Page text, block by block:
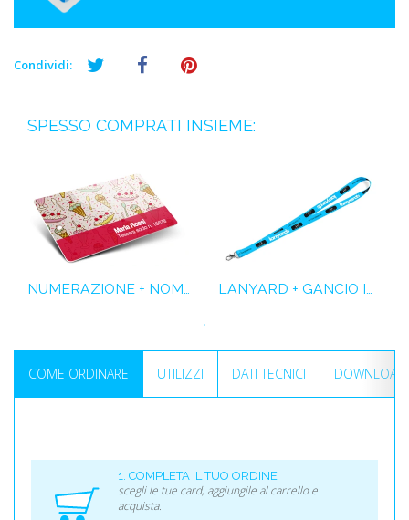
Condividi:
SPESSO COMPRATI INSIEME:
COME ORDINARE UTILIZZI DATI TECNICI DOWNLOAD
1. COMPLETA IL TUO ORDINE
scegli le tue card, aggiungile al carrello e
acquista.